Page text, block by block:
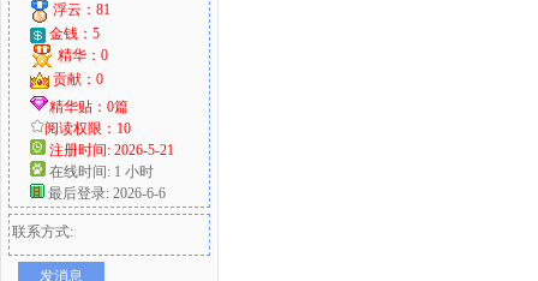
浮云：81
金钱：5
精华：0
贡献：0
精华贴：0篇
阅读权限：10
注册时间: 2026-5-21
在线时间: 1 小时
最后登录: 2026-6-6
联系方式:
发消息